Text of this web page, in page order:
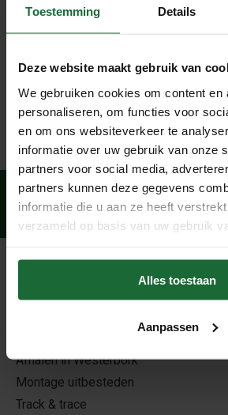
Toestemming Details
Deze website maakt gebruik van
We gebruiken cookies om content en
personaliseren, om functies voor
en om ons websiteverkeer te
informatie over uw gebruik van onze
partners voor social media,
partners kunnen deze gegevens
informatie die u aan ze heeft
verzameld op basis van uw gebruik
Alles toestaan
Aanpassen
Geef uw bruine kurk een modern
greywash kurk verf. met 1 liter verf
Alleen geschikt voor op onbehandelde
kurkwanden
Veilig betalen
met:
Afhalen in Westerbork
Montage uitbesteden
Track & trace